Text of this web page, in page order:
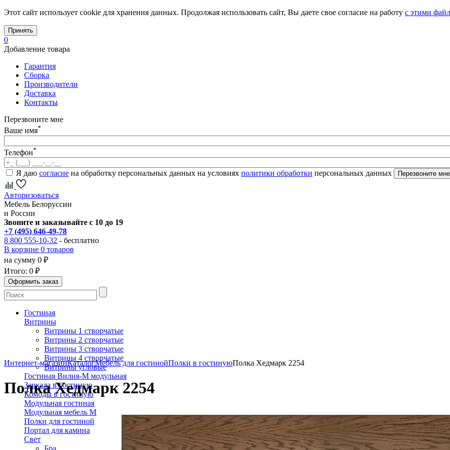
Этот сайт использует cookie для хранения данных. Продолжая использовать сайт, Вы даете свое согласие на работу с этими
Принять
0
Добавление товара
Гарантия
Сборка
Производители
Доставка
Контакты
Перезвоните мне
Ваше имя*
Телефон*
Я даю согласие на обработку персональных данных на условиях политики обработки персональных данных
Авторизоваться
Мебель Белоруссии
и России
Звоните и заказывайте с 10 до 19
+7 (495) 646-49-78
8 800 555-10-32 - бесплатно
В корзине 0 товаров
на сумму 0 ₽
Итого: 0 ₽
Гостиная
Витрины
Витрины 1 створчатые
Витрины 2 створчатые
Витрины 3 створчатые
Витрины 4 створчатые
Витрины угловые
Гостиная Вилия-М модульная
Зеркала в гостиную
Комоды в гостиную
Модульная гостиная
Модульная мебель Молодечно
Полки для гостиной
Портал для камина
Свет
Интернет-магазинКаталогМебель для гостинойПолки в гостинуюПолка Хедмарк 2254
Полка Хедмарк 2254